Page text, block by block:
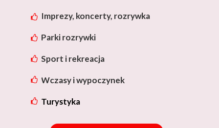
Imprezy, koncerty, rozrywka
Parki rozrywki
Sport i rekreacja
Wczasy i wypoczynek
Turystyka